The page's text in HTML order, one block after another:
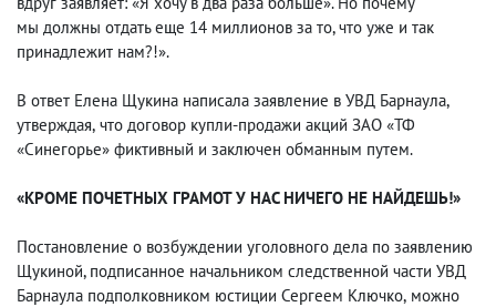
мы должны отдать еще 14 миллионов за то, что уже и так
принадлежит нам?!».
В ответ Елена Щукина написала заявление в УВД Барнаула,
утверждая, что договор купли-продажи акций ЗАО «ТФ
«Синегорье» фиктивный и заключен обманным путем.
«КРОМЕ ПОЧЕТНЫХ ГРАМОТ У НАС НИЧЕГО НЕ НАЙДЕШЬ!»
Постановление о возбуждении уголовного дела по заявлению
Щукиной, подписанное начальником следственной части УВД
Барнаула подполковником юстиции Сергеем Ключко, можно